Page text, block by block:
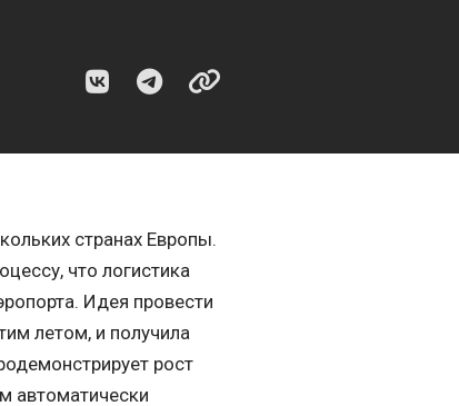
странах Европы.
что логистика
Идея провести
летом, и получила
рост
автоматически